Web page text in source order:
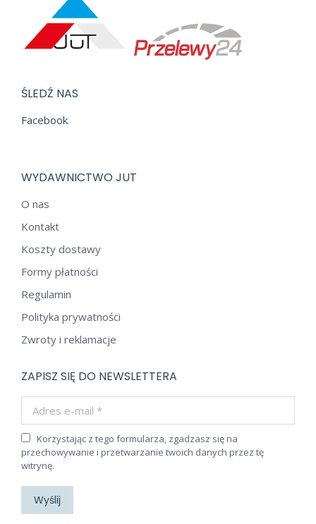
ŚLEDŹ NAS
Facebook
WYDAWNICTWO JUT
O nas
Kontakt
Koszty dostawy
Formy płatności
Regulamin
Polityka prywatności
Zwroty i reklamacje
ZAPISZ SIĘ DO NEWSLETTERA
Korzystając z tego formularza, zgadzasz się na
przechowywanie i przetwarzanie twoich danych przez tę
witrynę.
Wyślij